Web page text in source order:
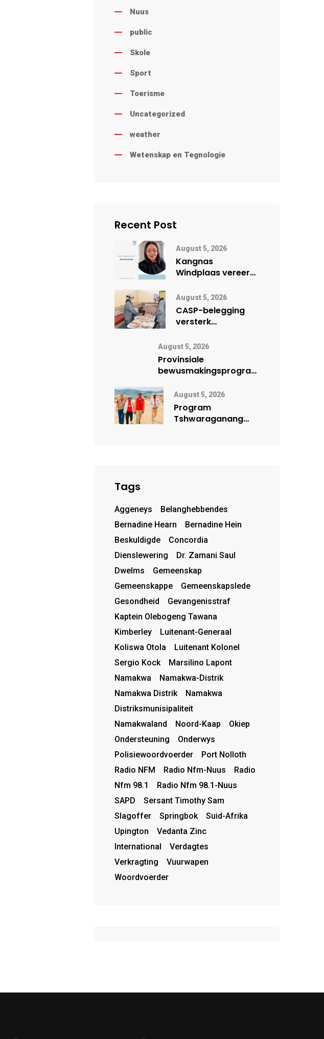
Nuus
public
Skole
Sport
Toerisme
Uncategorized
weather
Wetenskap en Tegnologie
Recent Post
August 5, 2026
Kangnas
Windplaas vereer
Vrouemaand
August 5, 2026
CASP-belegging
versterk
Noord-Kaap
August 5, 2026
Provinsiale
bewusmakingsprogram
teen Mensehandel
August 5, 2026
Program
Tshwaraganang
Tags
Aggeneys
Belanghebbendes
Bernadine Hearn
Bernadine Hein
Beskuldigde
Concordia
Dienslewering
Dr. Zamani Saul
Dwelms
Gemeenskap
Gemeenskappe
Gemeenskapslede
Gesondheid
Gevangenisstraf
Kaptein Olebogeng Tawana
Kimberley
Luitenant-Generaal
Koliswa Otola
Luitenant Kolonel
Sergio Kock
Marsilino Lapont
Namakwa
Namakwa-Distrik
Namakwa Distrik
Namakwa
Distriksmunisipaliteit
Namakwaland
Noord-Kaap
Okiep
Ondersteuning
Onderwys
Polisiewoordvoerder
Port Nolloth
Radio NFM
Radio Nfm-Nuus
Radio
Nfm 98.1
Radio Nfm 98.1-Nuus
SAPD
Sersant Timothy Sam
Slagoffer
Springbok
Suid-Afrika
Upington
Vedanta Zinc
International
Verdagtes
Verkragting
Vuurwapen
Woordvoerder